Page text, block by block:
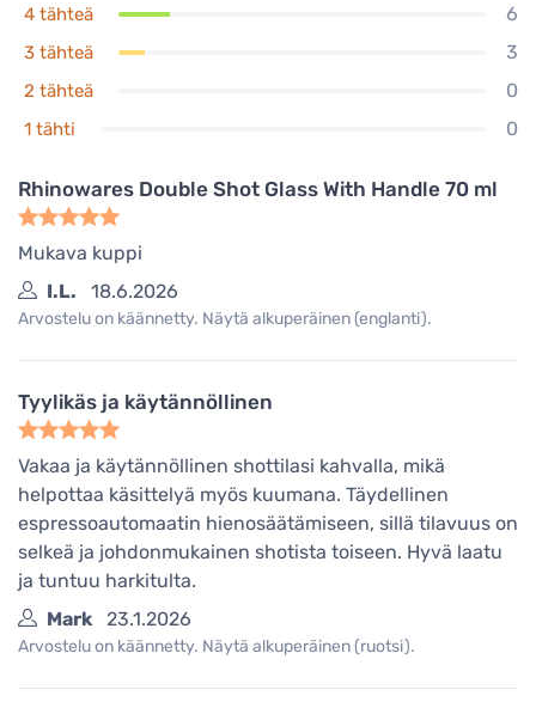
4 tähteä 6
3 tähteä 3
2 tähteä 0
1 tähti 0
Rhinowares Double Shot Glass With Handle 70 ml
Mukava kuppi
I.L.
18.6.2026
Arvostelu on käännetty. Näytä alkuperäinen (englanti).
Tyylikäs ja käytännöllinen
Vakaa ja käytännöllinen shottilasi kahvalla, mikä
helpottaa käsittelyä myös kuumana. Täydellinen
espressoautomaatin hienosäätämiseen, sillä tilavuus on
selkeä ja johdonmukainen shotista toiseen. Hyvä laatu
ja tuntuu harkitulta.
Mark
23.1.2026
Arvostelu on käännetty. Näytä alkuperäinen (ruotsi).